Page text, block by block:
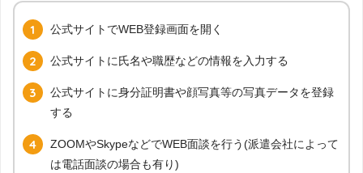
公式サイトでWEB登録画面を開く
公式サイトに氏名や職歴などの情報を入力する
公式サイトに身分証明書や顔写真等の写真データを登録
する
ZOOMやSkypeなどでWEB面談を行う(派遣会社によって
は電話面談の場合も有り)